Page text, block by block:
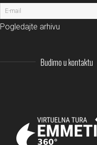
Pogledajte arhivu
Budimo u kontaktu